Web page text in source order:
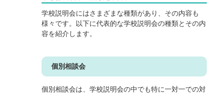
学校説明会にはさまざまな種類があり、その内容も
様々です。以下に代表的な学校説明会の種類とその内
容を紹介します。
個別相談会
個別相談会は、学校説明会の中でも特に一対一での対